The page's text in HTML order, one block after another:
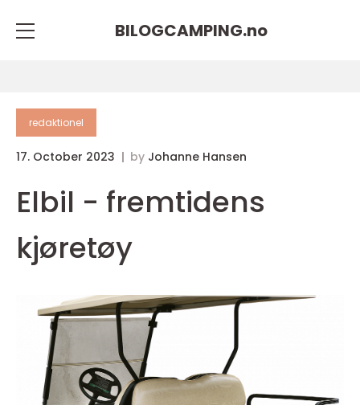
BILOGCAMPING.no
redaktionel
17. October 2023 by Johanne Hansen
Elbil - fremtidens
kjøretøy